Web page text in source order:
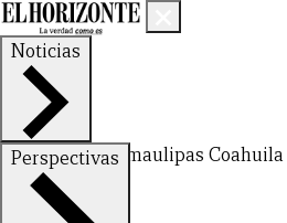
Noticias
Nuevo LeónTamaulipas Coahuila
Perspectivas